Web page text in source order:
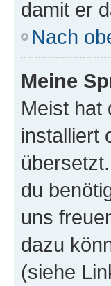
damit er
Nach
Meine
Meist hat
installiert
du
uns
dazu
(siehe